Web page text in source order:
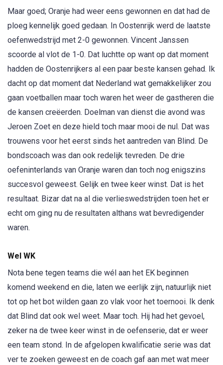
Maar goed; Oranje had weer eens gewonnen en dat had de
ploeg kennelijk goed gedaan. In Oostenrijk werd de laatste
oefenwedstrijd met 2-0 gewonnen. Vincent Janssen
scoorde al vlot de 1-0. Dat luchtte op want op dat moment
hadden de Oostenrijkers al een paar beste kansen gehad. Ik
dacht op dat moment dat Nederland wat gemakkelijker zou
gaan voetballen maar toch waren het weer de gastheren die
de kansen creëerden. Doelman van dienst die avond was
Jeroen Zoet en deze hield toch maar mooi de nul. Dat was
trouwens voor het eerst sinds het aantreden van Blind. De
bondscoach was dan ook redelijk tevreden. De drie
oefeninterlands van Oranje waren dan toch nog enigszins
succesvol geweest. Gelijk en twee keer winst. Dat is het
resultaat. Bizar dat na al die verlieswedstrijden toen het er
echt om ging nu de resultaten althans wat bevredigender
waren.
Wel WK
Nota bene tegen teams die wél aan het EK beginnen
komend weekend en die, laten we eerlijk zijn, natuurlijk niet
tot op het bot wilden gaan zo vlak voor het toernooi. Ik denk
dat Blind dat ook wel weet. Maar toch. Hij had het gevoel,
zeker na de twee keer winst in de oefenserie, dat er weer
een team stond. In de afgelopen kwalificatie serie was dat
ver te zoeken geweest en de coach gaf aan met wat meer